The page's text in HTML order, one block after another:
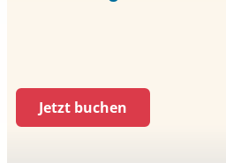
Jetzt buchen